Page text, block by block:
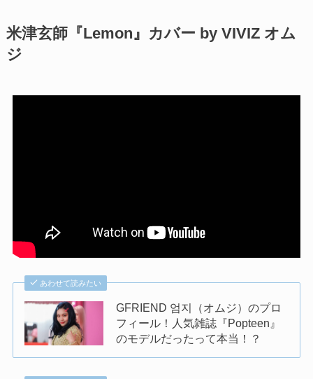
米津玄師『Lemon』カバー by VIVIZ オム
ジ
あわせて読みたい
GFRIEND 엄지（オムジ）のプロ
フィール！人気雑誌『Popteen』
のモデルだったって本当！？